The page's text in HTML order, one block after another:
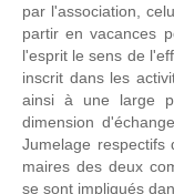
par l'association,
partir en vacances
l'esprit le sens de
inscrit dans les
ainsi à une large
dimension
Jumelage respectifs
maires des deux
se sont impliqués